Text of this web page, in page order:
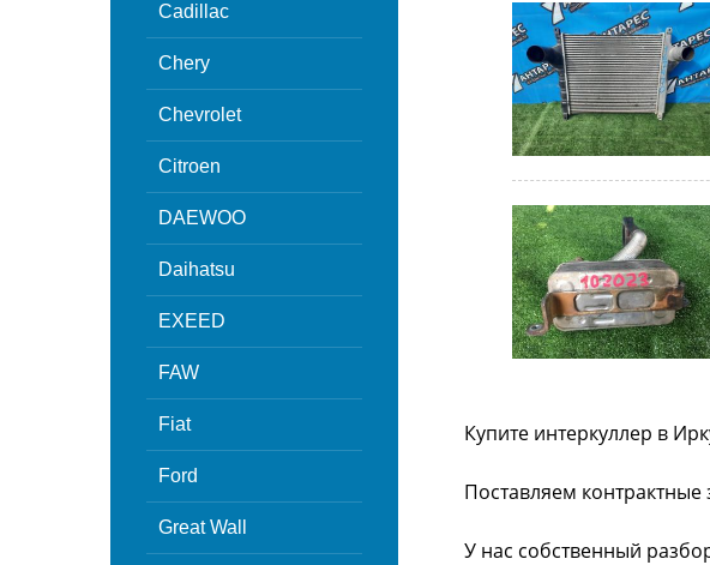
Cadillac
Chery
Chevrolet
Citroen
DAEWOO
Daihatsu
EXEED
FAW
Fiat
Ford
Great Wall
Купите интеркуллер в
Поставляем контрактные
У нас собственный